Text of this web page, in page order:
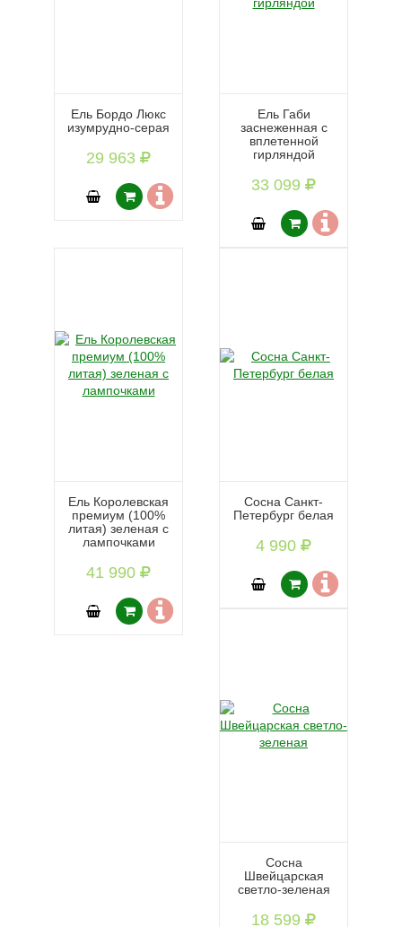
Ель Бордо Люкс
изумрудно-серая
29 963
Ель Габи
заснеженная с
вплетенной
гирляндой
33 099
Ель Королевская
премиум (100%
литая) зеленая с
лампочками
41 990
Сосна Санкт-
Петербург белая
4 990
Сосна
Швейцарская
светло-зеленая
18 599